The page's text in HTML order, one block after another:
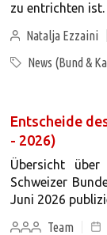
zu entrichten ist.
Natalja Ezzaini
News (Bund &
Entscheide
- 2026)
Übersicht
Schweizer
Juni 2026
Team